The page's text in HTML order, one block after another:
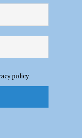
e sciolto il consiglio:
il Comune
policy